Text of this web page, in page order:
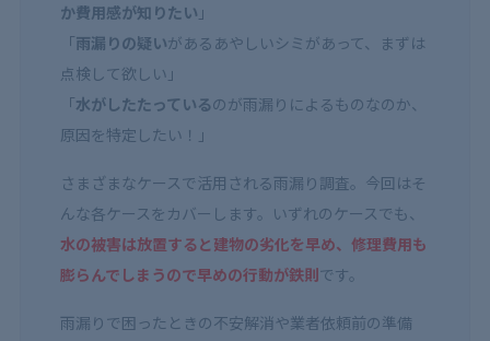
か費用感が知りたい 」
「雨漏りの疑いがあるあやしいシミがあって、まずは
点検して欲しい」
「水がしたたっているのが雨漏りによるものなのか、
原因を特定したい！」
さまざまなケースで活用される雨漏り調査。今回はそ
んな各ケースをカバーします。いずれのケースでも、
水の被害は放置すると建物の劣化を早め、修理費用も
膨らんでしまうので早めの行動が鉄則です。
雨漏りで困ったときの不安解消や業者依頼前の準備